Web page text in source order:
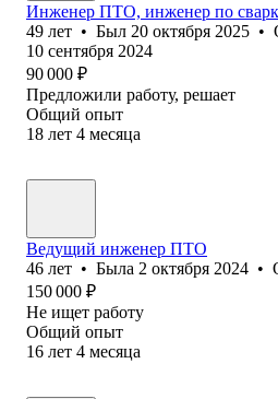
Инженер ПТО, инженер по
49 лет • Был 20 октября 2025 •
10 сентября 2024
90 000 ₽
Предложили работу, решает
Общий опыт
18 лет 4 месяца
Ведущий инженер ПТО
46 лет • Была 2 октября 2024 •
150 000 ₽
Не ищет работу
Общий опыт
16 лет 4 месяца